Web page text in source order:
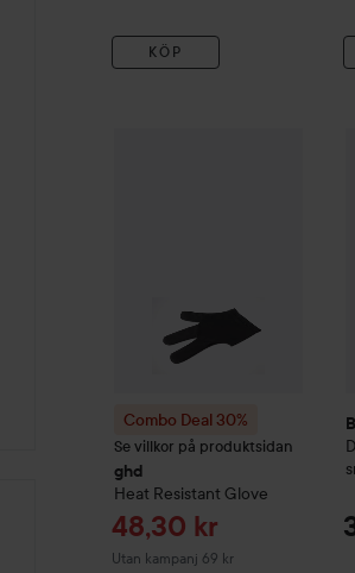
KÖP
Combo Deal 30%
Se villkor på produktsidan
ghd
Heat Resistant Glove
Reapris
48,30 kr
Utan kampanj 69 kr